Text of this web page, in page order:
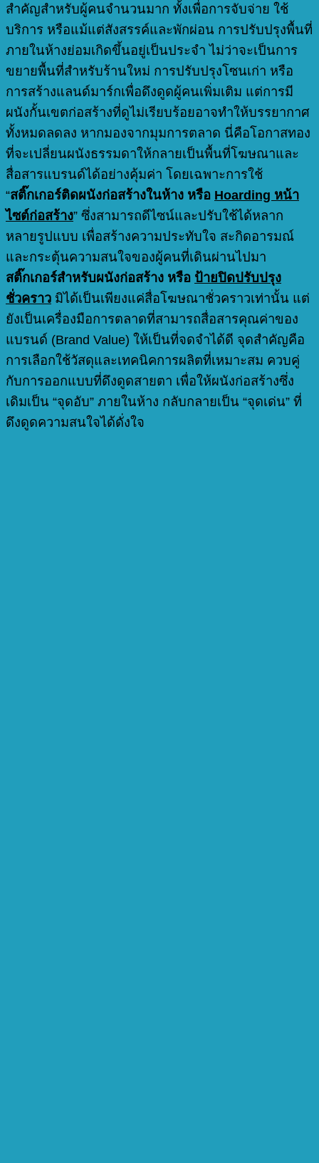
สำคัญสำหรับผู้คนจำนวนมาก ทั้งเพื่อการจับจ่าย ใช้
บริการ หรือแม้แต่สังสรรค์และพักผ่อน การปรับปรุงพื้นที่
ภายในห้างย่อมเกิดขึ้นอยู่เป็นประจำ ไม่ว่าจะเป็นการ
ขยายพื้นที่สำหรับร้านใหม่ การปรับปรุงโซนเก่า หรือ
การสร้างแลนด์มาร์กเพื่อดึงดูดผู้คนเพิ่มเติม แต่การมี
ผนังกั้นเขตก่อสร้างที่ดูไม่เรียบร้อยอาจทำให้บรรยากาศ
ทั้งหมดลดลง หากมองจากมุมการตลาด นี่คือโอกาสทอง
ที่จะเปลี่ยนผนังธรรมดาให้กลายเป็นพื้นที่โฆษณาและ
สื่อสารแบรนด์ได้อย่างคุ้มค่า โดยเฉพาะการใช้
“สติ๊กเกอร์ติดผนังก่อสร้างในห้าง หรือ Hoarding หน้า
ไซต์ก่อสร้าง” ซึ่งสามารถดีไซน์และปรับใช้ได้หลาก
หลายรูปแบบ เพื่อสร้างความประทับใจ สะกิดอารมณ์
และกระตุ้นความสนใจของผู้คนที่เดินผ่านไปมา
สติ๊กเกอร์สำหรับผนังก่อสร้าง หรือ ป้ายปิดปรับปรุง
ชั่วคราว มิได้เป็นเพียงแค่สื่อโฆษณาชั่วคราวเท่านั้น แต่
ยังเป็นเครื่องมือการตลาดที่สามารถสื่อสารคุณค่าของ
แบรนด์ (Brand Value) ให้เป็นที่จดจำได้ดี จุดสำคัญคือ
การเลือกใช้วัสดุและเทคนิคการผลิตที่เหมาะสม ควบคู่
กับการออกแบบที่ดึงดูดสายตา เพื่อให้ผนังก่อสร้างซึ่ง
เดิมเป็น “จุดอับ” ภายในห้าง กลับกลายเป็น “จุดเด่น” ที่
ดึงดูดความสนใจได้ดั่งใจ